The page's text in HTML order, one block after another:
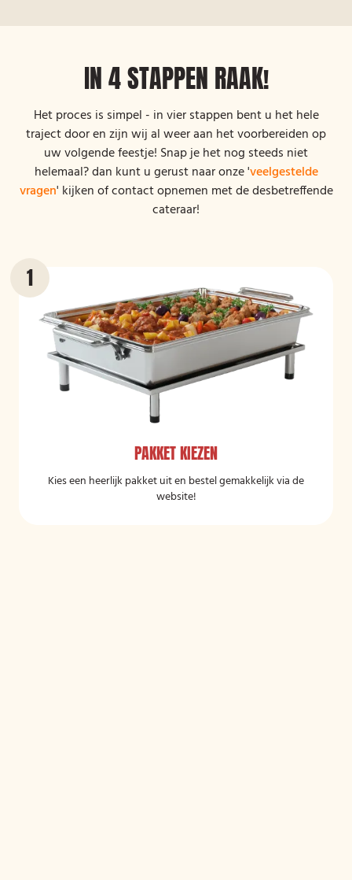
IN 4 STAPPEN RAAK!
Het proces is simpel - in vier stappen bent u het hele
traject door en zijn wij al weer aan het voorbereiden op
uw volgende feestje! Snap je het nog steeds niet
helemaal? dan kunt u gerust naar onze 'veelgestelde
vragen' kijken of contact opnemen met de desbetreffende
cateraar!
PAKKET KIEZEN
Kies een heerlijk pakket uit en bestel gemakkelijk via de
website!